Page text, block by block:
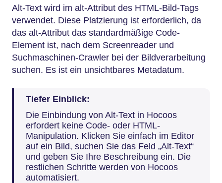
Alt-Text wird im alt-Attribut des HTML-Bild-Tags
verwendet. Diese Platzierung ist erforderlich, da
das alt-Attribut das standardmäßige Code-
Element ist, nach dem Screenreader und
Suchmaschinen-Crawler bei der Bildverarbeitung
suchen. Es ist ein unsichtbares Metadatum.
Tiefer Einblick:
Die Einbindung von Alt-Text in Hocoos
erfordert keine Code- oder HTML-
Manipulation. Klicken Sie einfach im Editor
auf ein Bild, suchen Sie das Feld „Alt-Text“
und geben Sie Ihre Beschreibung ein. Die
restlichen Schritte werden von Hocoos
automatisiert.